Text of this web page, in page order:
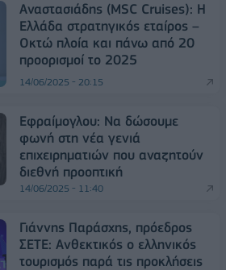
Αναστασιάδης (ΜSC Cruises): Η
Ελλάδα στρατηγικός εταίρος –
Οκτώ πλοία και πάνω από 20
προορισμοί το 2025
14/06/2025 - 20:15
Εφραίμογλου: Να δώσουμε
φωνή στη νέα γενιά
επιχειρηματιών που αναζητούν
διεθνή προοπτική
14/06/2025 - 11:40
Γιάννης Παράσχης, πρόεδρος
ΣΕΤΕ: Ανθεκτικός ο ελληνικός
τουρισμός παρά τις προκλήσεις